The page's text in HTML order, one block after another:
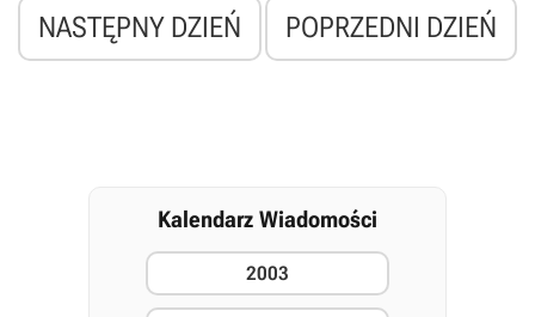
NASTĘPNY DZIEŃ POPRZEDNI DZIEŃ
Kalendarz Wiadomości
2003